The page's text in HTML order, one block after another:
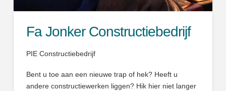
Fa Jonker Constructiebedrijf
PIE Constructiebedrijf
Bent u toe aan een nieuwe trap of hek? Heeft u
andere constructiewerken liggen? Hik hier niet langer